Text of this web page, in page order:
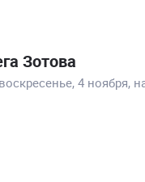
Зотова
4 ноября,